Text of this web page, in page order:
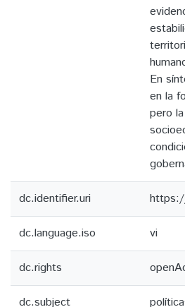
En
en la
pero
dc.identifier.uri
dc.language.iso vi
dc.rights
dc.subject